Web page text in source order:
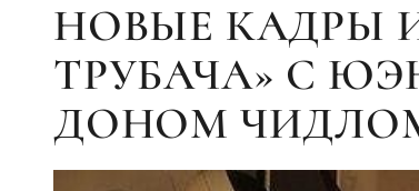
НОВЫЕ КАДРЫ
ТРУБАЧА» С
ДОНОМ